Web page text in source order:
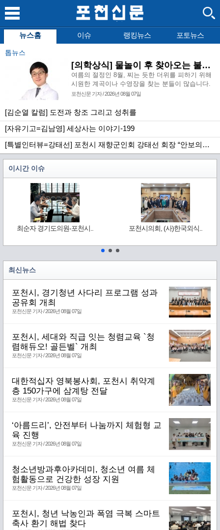
뉴스홈 이슈 랭킹뉴스 포토뉴스
톱뉴스
[의학상식] 물놀이 후 찾아오는 불청객, 급성 외이도염
여름의 절정인 8월, 찌는 듯한 더위를 피하기 위해
시원한 계곡이나 수영장을 찾는 분들이 많습니다.
시원한 물에 몸을 담그고 사랑하는 사람들과 즐거
게 주는 큰 선물이지만, 달콤한 물놀이 이후에 예기
치 않은 귓속의 통증으로 이비인후과를 방문하시는
환자분들도 덩달아 증가합니다.
포천신문 기자 / 2026년 08월 07일
[김순열 칼럼] 도전과 창조 그리고 성취를
[자유기고=김남영] 세상사는 이야기-199
[특별인터뷰=강태선] 포천시 재향군인회 강태선 회장 “안보의식 확립과 지역사회 봉사로 신뢰받는 향군 만들터”
이시간 이슈
최순자 경기도의원-포천시.. 포천시의회, (사)한국외식..
최신뉴스
포천시, 경기청년 사다리 프로그램 성과
공유회 개최
포천신문 기자 / 2026년 08월 07일
포천시, 세대와 직급 잇는 청렴교육 `청
렴해듀오! 골든벨` 개최
포천신문 기자 / 2026년 08월 07일
대한적십자 영북봉사회, 포천시 취약계
층 150가구에 삼계탕 전달
포천신문 기자 / 2026년 08월 07일
‘아름드리’, 안전부터 나눔까지 체험형 교
육 진행
포천신문 기자 / 2026년 08월 07일
청소년방과후아카데미, 청소년 여름 체
험활동으로 건강한 성장 지원
포천신문 기자 / 2026년 08월 07일
포천시, 청년 낙농인과 폭염 극복 스마트
축사 환기 해법 찾다